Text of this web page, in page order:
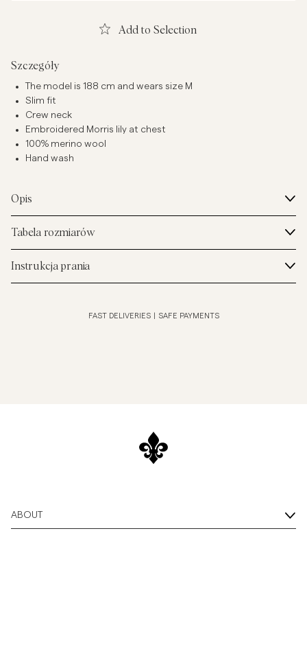
Add to Selection
Szczegóły
The model is 188 cm and wears size M
Slim fit
Crew neck
Embroidered Morris lily at chest
100% merino wool
Hand wash
Opis
Tabela rozmiarów
Instrukcja prania
FAST DELIVERIES SAFE PAYMENTS
ABOUT